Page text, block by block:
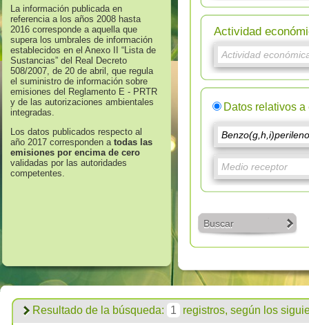
La información publicada en
referencia a los años 2008 hasta
2016 corresponde a aquella que
supera los umbrales de información
establecidos en el Anexo II “Lista de
Sustancias” del Real Decreto
508/2007, de 20 de abril, que regula
el suministro de información sobre
emisiones del Reglamento E - PRTR
y de las autorizaciones ambientales
integradas.
Los datos publicados respecto al
año 2017 corresponden atodas las
emisiones por encima de cero
validadas por las autoridades
competentes.
Actividad
Datos relativos
Buscar
Resultado de la búsqueda: 1 registros, según los